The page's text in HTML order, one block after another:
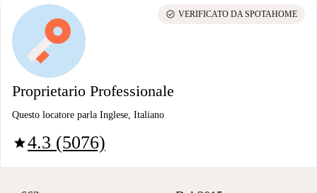
Proprietario Professionale
Questo locatore parla Inglese, Italiano
star4.3 (5076)
check_circle VERIFICATO DA SPOTAHOME